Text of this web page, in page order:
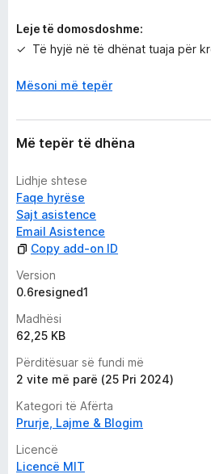
e
Leje të domosdoshme:
Të hyjë në të dhënat tuaja për
Mësoni më tepër
Më tepër të dhëna
Lidhje shtese
Faqe hyrëse
Sajt asistence
Email Asistence
Copy add-on ID
Version
0.6resigned1
Madhësi
62,25 KB
Përditësuar së fundi më
2 vite më parë (25 Pri 2024)
Kategori të Afërta
Prurje, Lajme & Blogim
Licencë
Licencë MIT